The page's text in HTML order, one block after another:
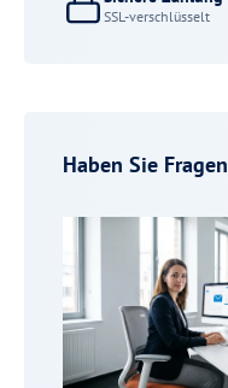
SSL-verschlüsselt
Haben Sie